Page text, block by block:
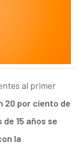
al primer
20 por ciento de
15 años se
la